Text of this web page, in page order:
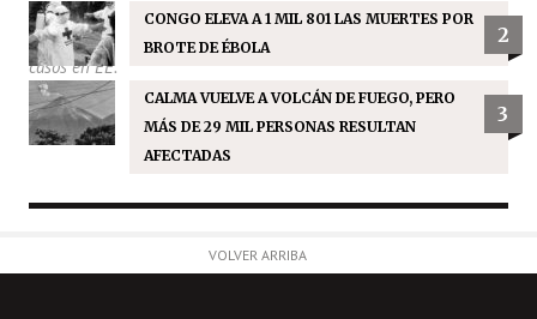
CONGO ELEVA A 1 MIL 801 LAS MUERTES POR
BROTE DE ÉBOLA
2
CALMA VUELVE A VOLCÁN DE FUEGO, PERO
MÁS DE 29 MIL PERSONAS RESULTAN
AFECTADAS
3
VOLVER ARRIBA